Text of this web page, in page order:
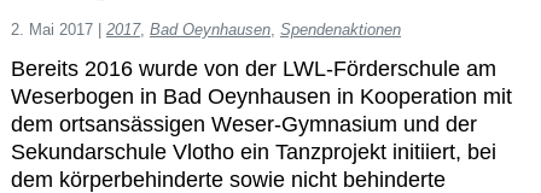
Spendenübersicht
Kontakt
2. Mai 2017 | 2017, Bad Oeynhausen Spendenaktionen
Bereits 2016 wurde von der LWL-Förderschule am
Weserbogen in Bad Oeynhausen in Kooperation mit
dem ortsansässigen Weser-Gymnasium und der
Sekundarschule Vlotho ein Tanzprojekt initiiert, bei
dem körperbehinderte sowie nicht behinderte